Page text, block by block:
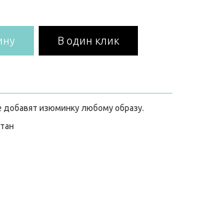
В один клик
изюминку любому образу.